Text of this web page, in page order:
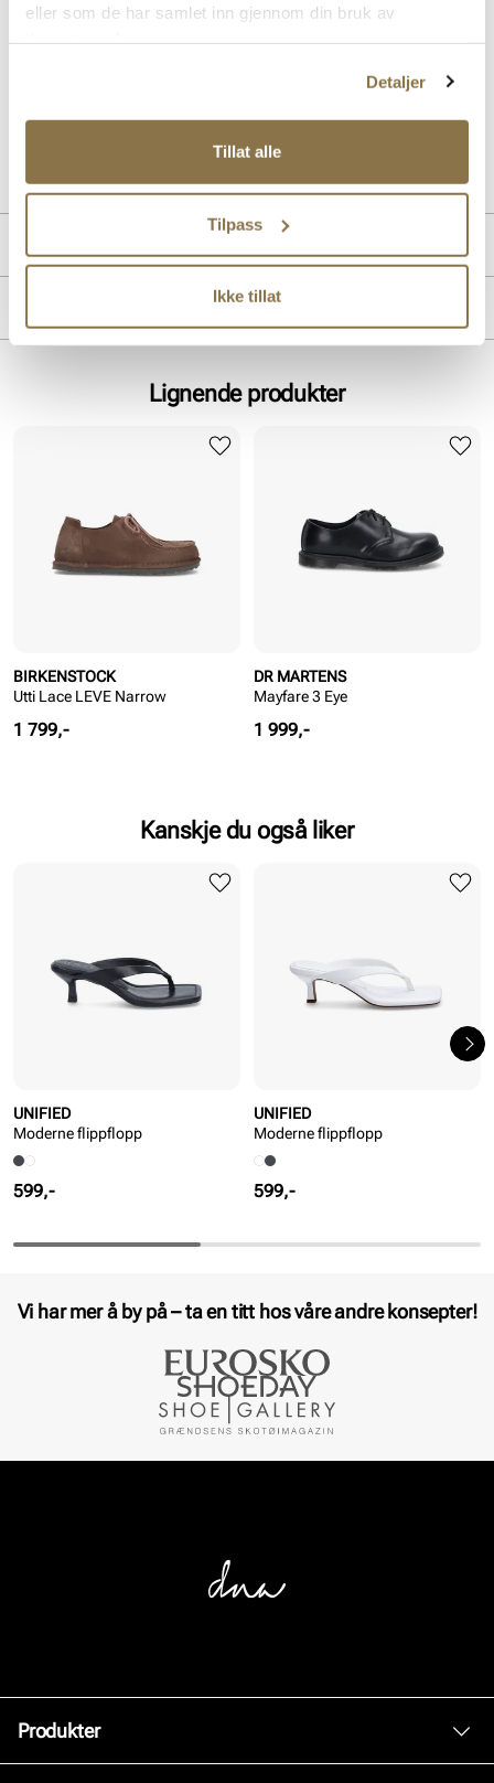
eller som de har samlet inn gjennom din bruk av
Detaljer
Tillat alle
Tilpass
Ikke tillat
Unified snøresko i semsket skinn kombinerer tidløs eleganse med
Lignende produkter
BIRKENSTOCK
Utti Lace LEVE Narrow
Pris
1 799,-
DR MARTENS
Mayfare 3 Eye
Pris
1 999,-
Kanskje du også liker
UNIFIED
Moderne flippflopp
Pris
599,-
UNIFIED
Moderne flippflopp
Pris
599,-
Vi har mer å by på – ta en titt hos våre andre konsepter!
Produkter